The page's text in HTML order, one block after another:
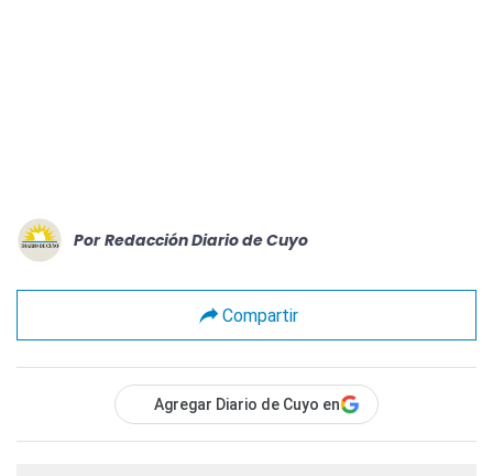
Por Redacción Diario de Cuyo
Compartir
Agregar Diario de Cuyo en